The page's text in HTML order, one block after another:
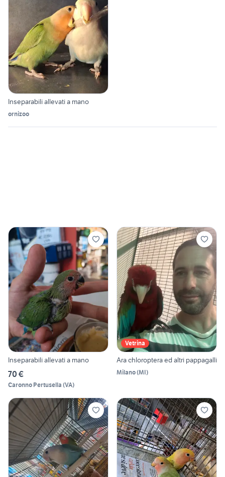
Inseparabili allevati a mano
ornizoo
Inseparabili allevati a mano
70 €
Caronno Pertusella (VA)
Vetrina
Ara chloroptera ed altri pappagalli
Milano(MI)